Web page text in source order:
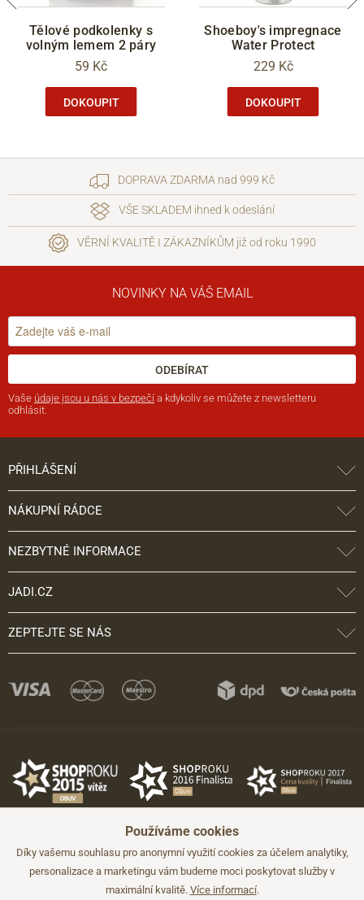
Tělové podkolenky s
volným lemem 2 páry
59 Kč
DOKOUPIT
Shoeboy's impregnace
Water Protect
229 Kč
DOKOUPIT
DOPRAVA ZDARMA nad 999 Kč
VŠE SKLADEM ihned k odeslání
VĚRNÍ KVALITĚ I ZÁKAZNÍKŮM již od roku 1990
NOVINKY NA VÁŠ EMAIL
ODEBÍRAT
Vaše údaje jsou u nás v bezpečí a kdykoliv se můžete z newsletteru
odhlásit.
PŘIHLÁŠENÍ
NÁKUPNÍ RÁDCE
NEZBYTNÉ INFORMACE
JADI.CZ
ZEPTEJTE SE NÁS
©2026 JADI.cz. Užití materiálů bez souhlasu není možné.
Používáme cookies
Díky vašemu souhlasu pro anonymní využití cookies za účelem analytiky,
personalizace a marketingu vám budeme moci poskytovat služby v
maximální kvalitě. Více informací.